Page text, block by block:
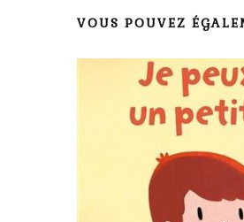
VOUS POUVEZ